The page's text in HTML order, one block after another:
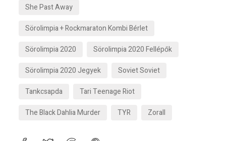
She Past Away
Sörolimpia + Rockmaraton Kombi Bérlet
Sörolimpia 2020
Sörolimpia 2020 Fellépők
Sörolimpia 2020 Jegyek
Soviet Soviet
Tankcsapda
Tari Teenage Riot
The Black Dahlia Murder
TYR Zorall